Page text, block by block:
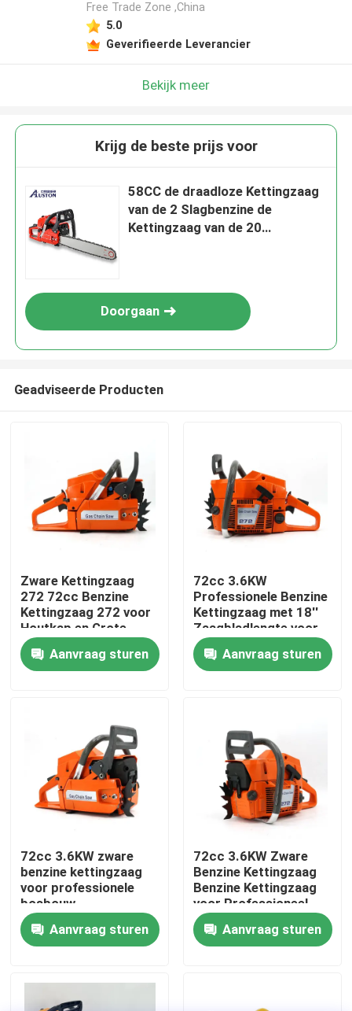
Laat een bericht achter
We bellen je snel terug!
VERZENDEN
Producten
Video's
fabrieksdisplay
Neem contact met ons op
Vraag een offerte
Benzinekettingzaag
elektrische kettingzaag
Free Trade Zone ,China
5.0
Geverifieerde Leverancier
Bekijk meer
Krijg de beste prijs voor
58CC de draadloze Kettingzaag
van de 2 Slagbenzine de
Kettingzaag van de 20
Doorgaan
Geadviseerde Producten
Zware Kettingzaag
272 72cc Benzine
Kettingzaag 272 voor
Houtkap en Grote
Boom Snoei
Aanvraag sturen
72cc 3.6KW
Professionele Benzine
Kettingzaag met 18''
Zaagbladlengte voor
Zwaar Bosbouw- en
Agrarisch Werk
Aanvraag sturen
72cc 3.6KW zware
benzine kettingzaag
voor professionele
bosbouw
Aanvraag sturen
72cc 3.6KW Zware
Benzine Kettingzaag
Benzine Kettingzaag
voor Professioneel
Bosbouwwerk
Aanvraag sturen